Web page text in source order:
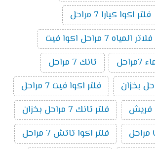
فلتر اكوا كيارا 7 مراحل
7 مراحل اكوا فيت
تانك 7 مراحل
بخزان
فلتر اكوا فيت 7 مراحل
فلتر تانك 7 مراحل بخزان
فلتر اكوا تاتش 7 مراحل